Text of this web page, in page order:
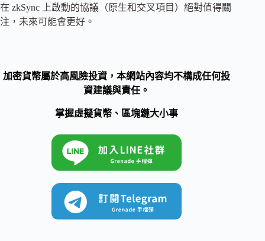
在 zkSync 上啟動的協議（原生和交叉項目）絕對值得關
注，未來可能會更好。
加密貨幣屬於高風險投資，本網站內容均不構成任何投
資建議與責任。
掌握虛擬貨幣、區塊鏈大小事